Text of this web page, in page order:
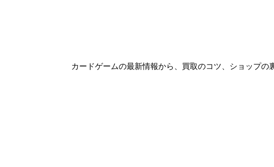
カードゲームの最新情報から、買取のコツ、ショップ